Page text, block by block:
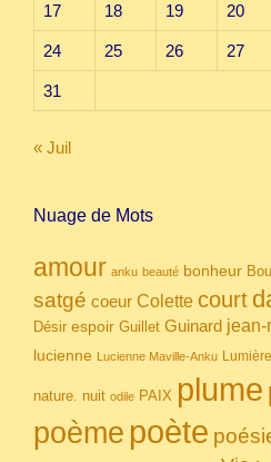
17 18 19 20
24 25 26 27
31
« Juil
Nuage de Mots
amour anku beauté bonheur
satgé coeur Colette court
Désir espoir Guillet Guinard jean-
lucienne Lucienne Maville-Anku Lumière
nature. nuit odile PAIX plume
poème poète